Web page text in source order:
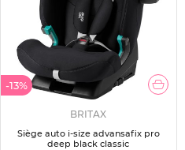
-13%
BRITAX
Siège auto i-size advansafix pro
deep black classic